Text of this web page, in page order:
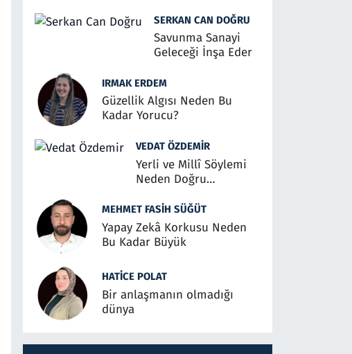
SERKAN CAN DOĞRU
Savunma Sanayi
Geleceği İnşa Eder
IRMAK ERDEM
Güzellik Algısı Neden Bu
Kadar Yorucu?
VEDAT ÖZDEMIR
Yerli ve Millî Söylemi
Neden Doğru
MEHMET FASIH SÜĞÜT
Yapay Zekâ Korkusu Neden
Bu Kadar Büyük
HATICE POLAT
Bir anlaşmanın olmadığı
dünya